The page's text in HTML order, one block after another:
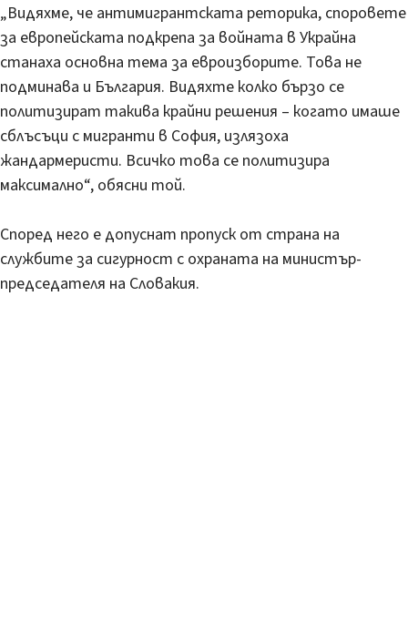
„Видяхме, че антимигрантската реторика, споровете
за европейската подкрепа за войната в Украйна
станаха основна тема за евроизборите. Това не
подминава и България. Видяхте колко бързо се
политизират такива крайни решения – когато имаше
сблъсъци с мигранти в София, излязоха
жандармеристи. Всичко това се политизира
максимално“, обясни той.
Според него е допуснат пропуск от страна на
службите за сигурност с охраната на министър-
председателя на Словакия.